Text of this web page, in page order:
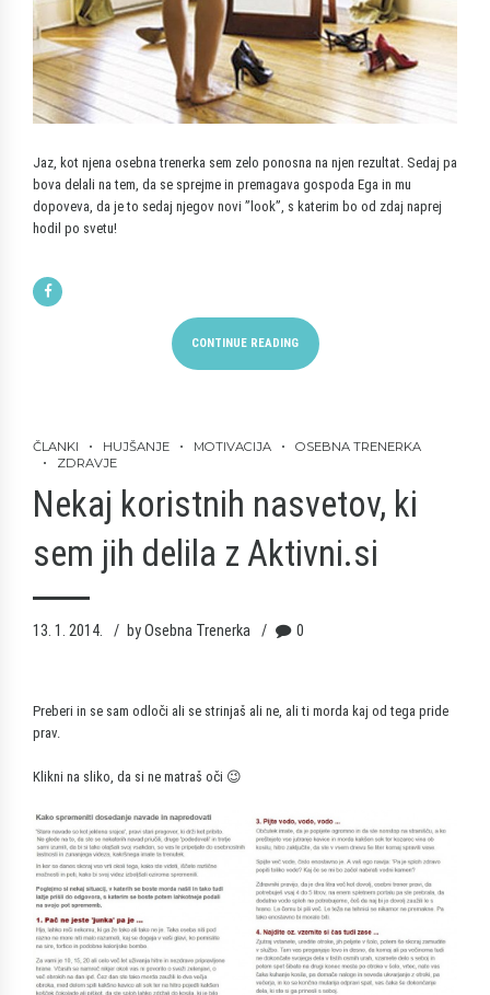
Jaz, kot njena osebna trenerka sem zelo ponosna na njen rezultat. Sedaj pa
bova delali na tem, da se sprejme in premagava gospoda Ega in mu
dopoveva, da je to sedaj njegov novi ”look”, s katerim bo od zdaj naprej
hodil po svetu!
CONTINUE READING
ČLANKI HUJŠANJE MOTIVACIJA
OSEBNA TRENERKA
ZDRAVJE
Nekaj koristnih nasvetov, ki
sem jih delila z Aktivni.si
13. 1. 2014. by Osebna Trenerka 0
Preberi in se sam odloči ali se strinjaš ali ne, ali ti morda kaj od tega pride
prav.
Klikni na sliko, da si ne matraš oči 😉